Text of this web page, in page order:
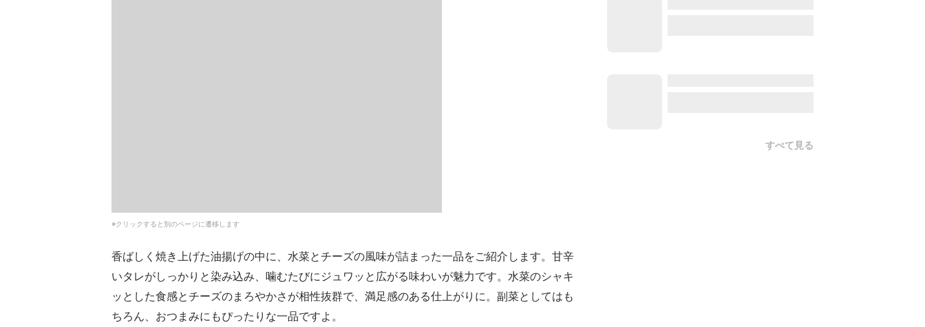
※クリックすると別のページに遷移します
香ばしく焼き上げた油揚げの中に、水菜とチーズの風味が詰まった一品をご紹介します。甘辛
いタレがしっかりと染み込み、噛むたびにジュワッと広がる味わいが魅力です。水菜のシャキ
ッとした食感とチーズのまろやかさが相性抜群で、満足感のある仕上がりに。副菜としてはも
ちろん、おつまみにもぴったりな一品ですよ。
すべて見る